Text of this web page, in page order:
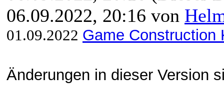
06.09.2022, 20:16 von
01.09.2022 Game Construction
Änderungen in dieser Version